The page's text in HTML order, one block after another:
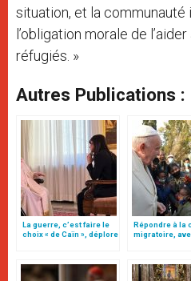
situation, et la communauté
l’obligation morale de
réfugiés. »
Autres Publications :
La guerre, c’est faire le
choix « de Caïn », déplore
Répondre à la
migratoire,